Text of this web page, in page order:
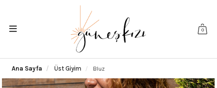
0
Ana Sayfa Üst Giyim Bluz